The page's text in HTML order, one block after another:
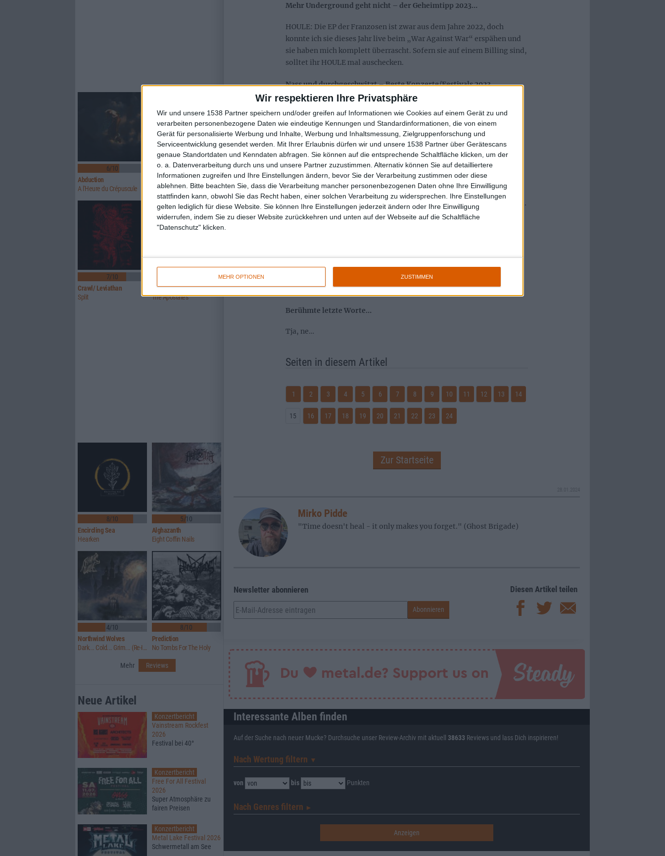
Wir respektieren Ihre Privatsphäre
Wir und unsere 1538 Partner speichern und/oder greifen auf Informationen wie Cookies auf einem Gerät zu und
verarbeiten personenbezogene Daten wie eindeutige Kennungen und Standardinformationen, die von einem
Gerät für personalisierte Werbung und Inhalte, Werbung und Inhaltsmessung, Zielgruppenforschung und
Serviceentwicklung gesendet werden.
Mit Ihrer Erlaubnis dürfen wir und unsere 1538 Partner über Gerätescans
genaue Standortdaten und Kenndaten abfragen. Sie können auf die entsprechende Schaltfläche klicken, um der
o. a. Datenverarbeitung durch uns und unsere Partner zuzustimmen. Alternativ können Sie auf detailliertere
Informationen zugreifen und Ihre Einstellungen ändern, bevor Sie der Verarbeitung zustimmen oder diese
ablehnen.
Bitte beachten Sie, dass die Verarbeitung mancher personenbezogenen Daten ohne Ihre Einwilligung
stattfinden kann, obwohl Sie das Recht haben, einer solchen Verarbeitung zu widersprechen. Ihre Einstellungen
gelten lediglich für diese Website. Sie können Ihre Einstellungen jederzeit ändern oder Ihre Einwilligung
widerrufen, indem Sie zu dieser Website zurückkehren und unten auf der Webseite auf die Schaltfläche
"Datenschutz" klicken.
MEHR OPTIONEN ZUSTIMMEN
Mehr Underground geht nicht – der Geheimtipp 2023…
HOULE: Die EP der Franzosen ist zwar aus dem Jahre 2022, doch
konnte ich sie dieses Jahr live beim „War Against War“ erspähen und
sie haben mich komplett überrascht. Sofern sie auf einem Billing sind,
solltet ihr HOULE mal auschecken.
Nass und durchgeschwitzt – Beste Konzerte/Festivals 2023
WAR AGAINST WAR II
RockHarz 23
metal.de hat 2023 gerockt, weil…
aus Gründen.
Dein Lieblingsmensch 2023 war/ist…
Mein Bär und die drei moisen Ficksaftspender (ihr wisst, wer ihr seid).
Du hast für 2024 einen Wunsch frei und der ist…
Sowas, wie die Beendigung der kriegerischen Konflikte wäre cool.
Berühmte letzte Worte…
Tja, ne…
Seiten in diesem Artikel
1 2 3 4 5 6 7 8 9 10 11 12 13 14
15 16 17 18 19 20 21 22 23 24
Zur Startseite
Mirko Pidde
"Time doesn't heal - it only makes you forget." (Ghost Brigade)
Newsletter abonnieren Diesen Artikel teilen
Interessante Alben finden
Auf der Suche nach neuer Mucke? Durchsuche unser Review-Archiv mit aktuell 38633 Reviews und lass Dich inspirieren!
Nach Wertung filtern ▼︎
von bis Punkten
Nach Genres filtern ►︎
6/10
Abduction
A l'Heure du Crépuscule
6/10
Above Aurora
Path To Ruin
7/10
Crawl/ Leviathan
Split
Glorior Belli
The Apostates
8/10
Encircling Sea
Hearken
5/10
Alghazanth
Eight Coffin Nails
4/10
Northwind Wolves
Dark... Cold... Grim... (Re-Issue)
8/10
Prediction
No Tombs For The Holy
Mehr Reviews
Neue Artikel
Konzertbericht
Vainstream Rockfest
2026
Festival bei 40°
Konzertbericht
Free For All Festival
2026
Super Atmosphäre zu
fairen Preisen
Konzertbericht
Metal Lake Festival 2026
Schwermetall am See